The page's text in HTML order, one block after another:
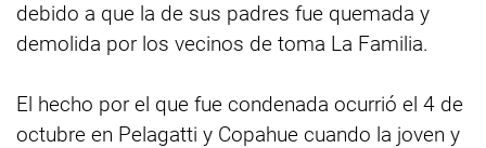
debido a que la de sus padres fue quemada y
demolida por los vecinos de toma La Familia.
El hecho por el que fue condenada ocurrió el 4 de
octubre en Pelagatti y Copahue cuando la joven y